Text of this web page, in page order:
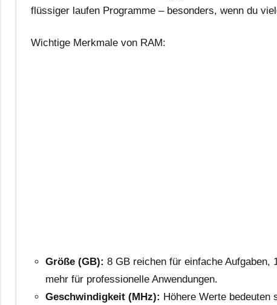
flüssiger laufen Programme – besonders, wenn du
Wichtige Merkmale von RAM:
Größe (GB): 8 GB reichen für einfache Aufgaben,
mehr für professionelle Anwendungen.
Geschwindigkeit (MHz): Höhere Werte bedeuten